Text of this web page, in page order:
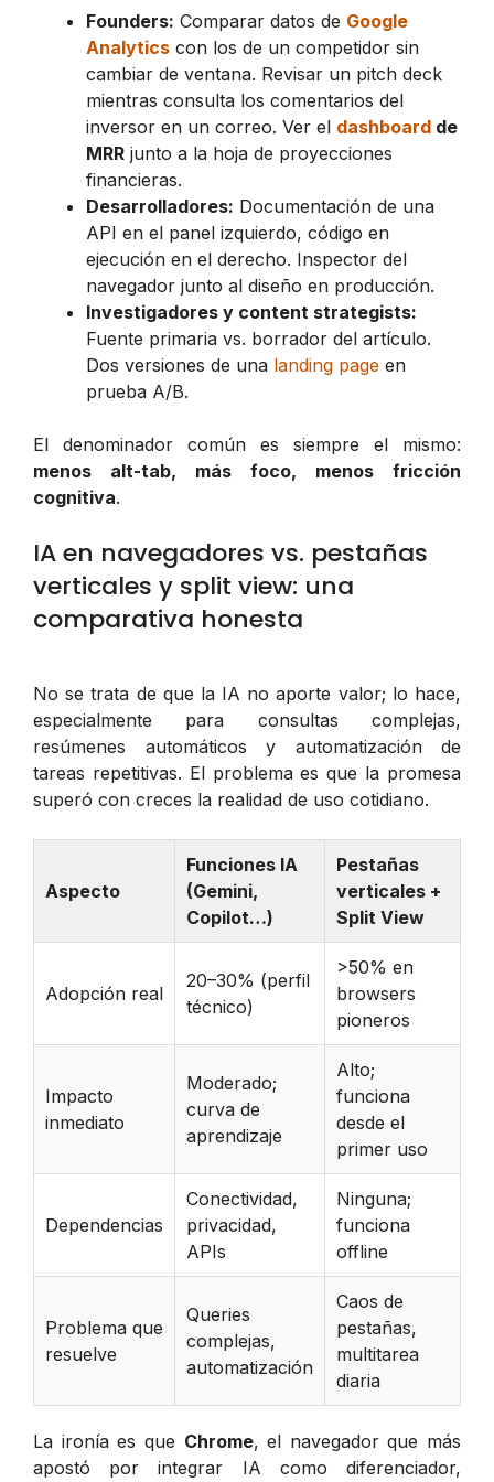
Founders: Comparar datos de Google
Analytics con los de un competidor sin
cambiar de ventana. Revisar un pitch deck
mientras consulta los comentarios del
inversor en un correo. Ver el dashboard de
MRR junto a la hoja de proyecciones
financieras.
Desarrolladores: Documentación de una
API en el panel izquierdo, código en
ejecución en el derecho. Inspector del
navegador junto al diseño en producción.
Investigadores y content strategists:
Fuente primaria vs. borrador del artículo.
Dos versiones de una landing page en
prueba A/B.
El denominador común es siempre el mismo:
menos alt-tab, más foco, menos fricción
cognitiva.
IA en navegadores vs. pestañas
verticales y split view: una
comparativa honesta
No se trata de que la IA no aporte valor; lo hace,
especialmente para consultas complejas,
resúmenes automáticos y automatización de
tareas repetitivas. El problema es que la promesa
superó con creces la realidad de uso cotidiano.
Aspecto
Funciones IA
(Gemini,
Copilot…)
Pestañas
verticales +
Split View
Adopción real
20–30% (perfil
técnico)
>50% en
browsers
pioneros
Impacto
inmediato
Moderado;
curva de
aprendizaje
Alto;
funciona
desde el
primer uso
Dependencias
Conectividad,
privacidad,
APIs
Ninguna;
funciona
offline
Problema que
resuelve
Queries
complejas,
automatización
Caos de
pestañas,
multitarea
diaria
La ironía es que Chrome, el navegador que más
apostó por integrar IA como diferenciador,